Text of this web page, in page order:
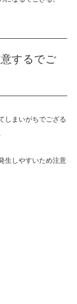
するでご
しまいがちでござる
生しやすいため注意